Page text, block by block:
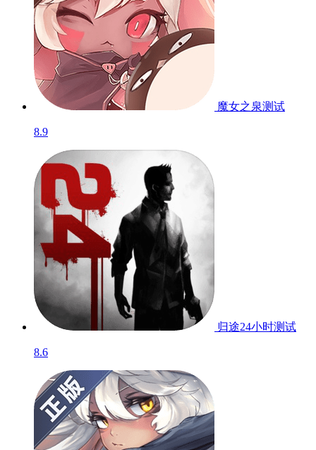
魔女之泉测试
8.9
归途24小时测试
8.6